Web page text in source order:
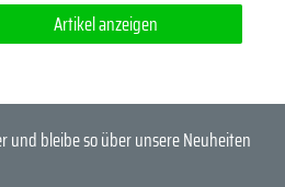
Artikel anzeigen
und bleibe so über unsere Neuheiten